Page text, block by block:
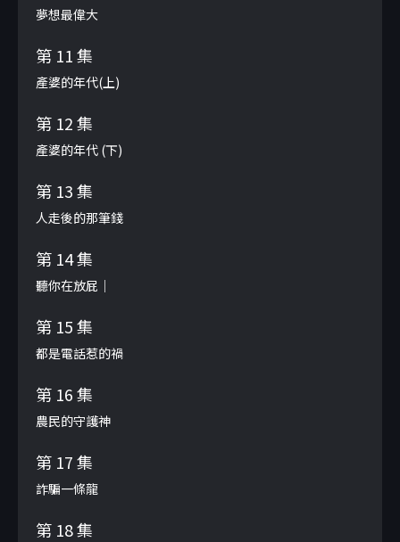
夢想最偉大
第 11 集
產婆的年代(上)
第 12 集
產婆的年代 (下)
第 13 集
人走後的那筆錢
第 14 集
聽你在放屁｜
第 15 集
都是電話惹的禍
第 16 集
農民的守護神
第 17 集
詐騙一條龍
第 18 集